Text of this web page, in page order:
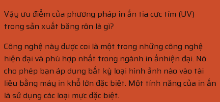
Vậy ưu điểm của phương pháp in ấn tia cực tím (UV)
trong sản xuất băng rôn là gì?
Công nghệ này được coi là một trong những công nghệ
hiện đại và phù hợp nhất trong ngành in ấnhiện đại. Nó
cho phép bạn áp dụng bất kỳ loại hình ảnh nào vào tài
liệu bằng máy in khổ lớn đặc biệt. Một tính năng của in ấn
là sử dụng các loại mực đặc biệt.